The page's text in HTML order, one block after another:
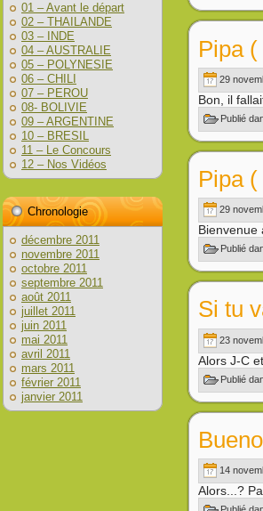
01 – Avant le départ
02 – THAILANDE
03 – INDE
04 – AUSTRALIE
05 – POLYNESIE
06 – CHILI
07 – PEROU
08- BOLIVIE
09 – ARGENTINE
10 – BRESIL
11 – Le Concours
12 – Nos Vidéos
Chronologie
décembre 2011
novembre 2011
octobre 2011
septembre 2011
août 2011
juillet 2011
juin 2011
mai 2011
avril 2011
mars 2011
février 2011
janvier 2011
Pipa
29
Bon, il
Publié
Pipa
29
Bienvenue
Publié
Si tu
23
Alors J-C
Publié
14
Alors...?